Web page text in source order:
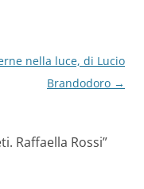
nella luce, di Lucio
Brandodoro →
Raffaella Rossi”